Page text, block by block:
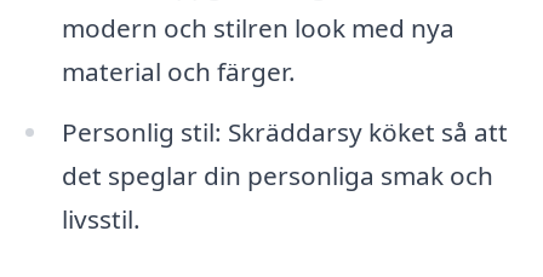
modern och stilren look med nya
material och färger.
Personlig stil: Skräddarsy köket så att
det speglar din personliga smak och
livsstil.